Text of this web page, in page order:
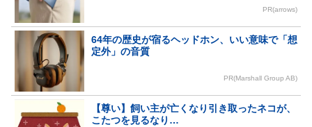
PR(arrows)
64年の歴史が宿るヘッドホン、いい意味で「想
定外」の音質
PR(Marshall Group AB)
【尊い】飼い主が亡くなり引き取ったネコが、
こたつを見るなり…